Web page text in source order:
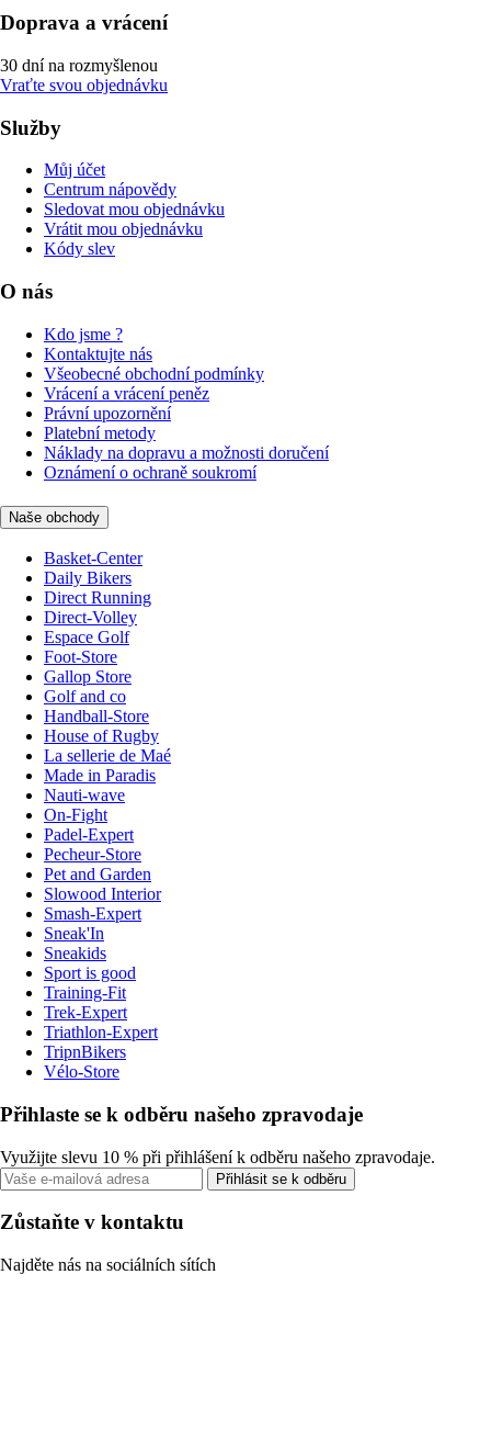
Doprava a vrácení
30 dní na rozmyšlenou
Vraťte svou objednávku
Služby
Můj účet
Centrum nápovědy
Sledovat mou objednávku
Vrátit mou objednávku
Kódy slev
O nás
Kdo jsme ?
Kontaktujte nás
Všeobecné obchodní podmínky
Vrácení a vrácení peněz
Právní upozornění
Platební metody
Náklady na dopravu a možnosti doručení
Oznámení o ochraně soukromí
Naše obchody
Basket-Center
Daily Bikers
Direct Running
Direct-Volley
Espace Golf
Foot-Store
Gallop Store
Golf and co
Handball-Store
House of Rugby
La sellerie de Maé
Made in Paradis
Nauti-wave
On-Fight
Padel-Expert
Pecheur-Store
Pet and Garden
Slowood Interior
Smash-Expert
Sneak'In
Sneakids
Sport is good
Training-Fit
Trek-Expert
Triathlon-Expert
TripnBikers
Vélo-Store
Přihlaste se k odběru našeho zpravodaje
Využijte slevu 10 % při přihlášení k odběru našeho zpravodaje.
Přihlásit se k odběru
Zůstaňte v kontaktu
Najděte nás na sociálních sítích